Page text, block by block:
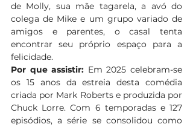
de Molly, sua mãe tagarela, a avó do
colega de Mike e um grupo variado de
amigos e parentes, o casal tenta
encontrar seu próprio espaço para a
felicidade.
Por que assistir: Em 2025 celebram-se
os 15 anos da estreia desta comédia
criada por Mark Roberts e produzida por
Chuck Lorre. Com 6 temporadas e 127
episódios, a série se consolidou como